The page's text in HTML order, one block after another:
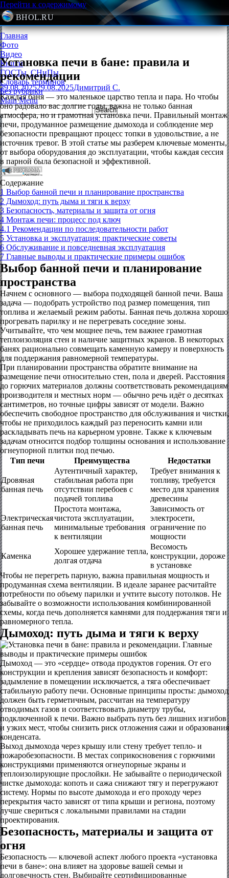
Перейти к содержимому
BHOL.RU
Главная
Фото
Видео
Книги
ГОСТы, СНиПы
Словарь терминов
Без рубрики
Main Menu
Установка печи в бане: правила и
рекомендации
29.08.202529.08.2025Димитрий С.
Каждая баня — это маленькое царство тепла и пара. Но чтобы
оно радовало вас долгие годы, важна не только банная
атмосфера, но и грамотная установка печи. Правильный монтаж
печи, продуманное размещение дымохода и соблюдение мер
безопасности превращают процесс топки в удовольствие, а не
источник тревог. В этой статье мы разберем ключевые моменты,
от выбора оборудования до эксплуатации, чтобы каждая сессия
в парной была безопасной и эффективной.
Содержание
1 Выбор банной печи и планирование пространства
2 Дымоход: путь дыма и тяги к верху
3 Безопасность, материалы и защита от огня
4 Монтаж печи: процесс под ключ
4.1 Рекомендации по последовательности работ
5 Установка и эксплуатация: практические советы
6 Обслуживание и повседневная эксплуатация
7 Главные выводы и практические примеры ошибок
Выбор банной печи и планирование
пространства
Начнем с основного — выбора подходящей банной печи. Ваша
задача — подобрать устройство под размер помещения, тип
топлива и желаемый режим работы. Банная печь должна хорошо
прогревать парилку и не перегревать соседние зоны.
Учитывайте, что чем мощнее печь, тем важнее грамотная
теплоизоляция стен и наличие защитных экранов. В некоторых
банях рационально совмещать каменную камеру и поверхность
для поддержания равномерной температуры.
При планировании пространства обратите внимание на
размещение печи относительно стен, пола и дверей. Расстояния
до горючих материалов должны соответствовать рекомендациям
производителя и местных норм — обычно речь идёт о десятках
сантиметров, но точные цифры зависят от модели. Важно
обеспечить свободное пространство для обслуживания и чистки,
чтобы не приходилось каждый раз переносить камни или
раскладывать печь на карьерном уровне. Также к ключевым
задачам относится подбор толщины основания и использование
огнеупорной плитки под печью.
Тип печи
Преимущества Недостатки
Дровяная
банная печь
Аутентичный характер,
стабильная работа при
отсутствии перебоев с
подачей топлива
Требует внимания к
топливу, требуется
место для хранения
древесины
Электрическая
банная печь
Простота монтажа,
чистота эксплуатации,
минимальные требования
к вентиляции
Зависимость от
электросети,
ограничение по
мощности
Каменка
Хорошее удержание тепла,
долгая отдача
Весомость
конструкции, дороже
в установке
Чтобы не перегреть парную, важна правильная мощность и
продуманная схема вентиляции. В идеале заранее расчитайте
потребности по объему парилки и учтите высоту потолков. Не
забывайте о возможности использования комбинированной
схемы, когда печь дополняется камнями для поддержания тяги и
равномерного тепла.
Дымоход: путь дыма и тяги к верху
Дымоход — это «сердце» отвода продуктов горения. От его
конструкции и крепления зависят безопасность и комфорт:
задымление в помещении исключается, а тяга обеспечивает
стабильную работу печи. Основные принципы просты: дымоход
должен быть герметичным, рассчитан на температуру
отводимых газов и соответствовать диаметру трубы,
подключенной к печи. Важно выбрать путь без лишних изгибов
и узких мест, чтобы снизить риск отложения сажи и образования
конденсата.
Выход дымохода через крышу или стену требует тепло- и
пожаробезопасности. В местах соприкосновения с горючими
конструкциями применяются огнеупорные экраны и
теплоизолирующие прослойки. Не забывайте о периодической
чистке дымохода: копоть и сажа снижают тягу и перегружают
систему. Нормы по высоте дымохода и его проходу через
перекрытия часто зависят от типа крыши и региона, поэтому
лучше свериться с локальными правилами на стадии
проектирования.
Безопасность, материалы и защита от
огня
Безопасность — ключевой аспект любого проекта «установка
печи в бане»: она влияет на здоровье вашей семьи и
долговечность стен. Выбирайте сертифицированные